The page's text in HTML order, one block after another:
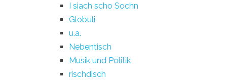
I siach scho Sochn
Globuli
u.a.
Nebentisch
Musik und Politik
rischdisch